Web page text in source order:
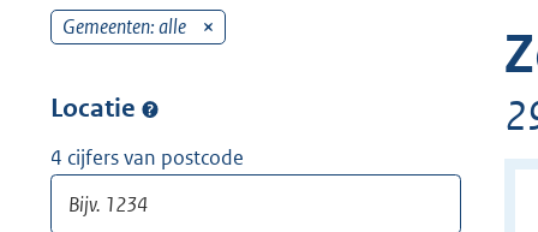
Gemeenten: alle
i
Locatie
4 cijfers van postcode